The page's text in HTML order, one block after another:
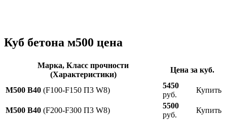
Куб бетона м500 цена
Марка, Класс прочности
(Характеристики)
Цена за куб.
М500 В40 (F100-F150 П3 W8)
5450
руб.
Купить
М500 В40 (F200-F300 П3 W8)
5500
руб.
Купить